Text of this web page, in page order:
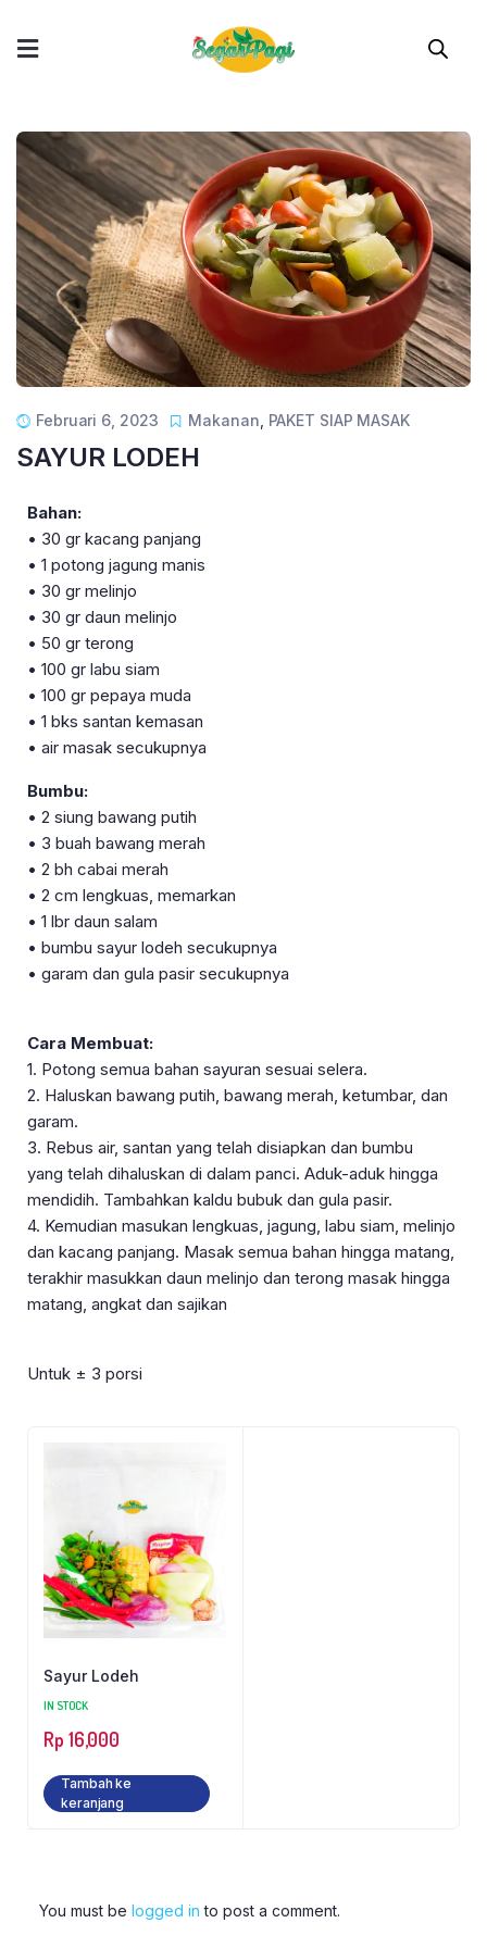
Februari 6, 2023 Makanan PAKET SIAP MASAK
SAYUR LODEH
Bahan:
• 30 gr kacang panjang
• 1 potong jagung manis
• 30 gr melinjo
• 30 gr daun melinjo
• 50 gr terong
• 100 gr labu siam
• 100 gr pepaya muda
• 1 bks santan kemasan
• air masak secukupnya
Bumbu:
• 2 siung bawang putih
• 3 buah bawang merah
• 2 bh cabai merah
• 2 cm lengkuas, memarkan
• 1 lbr daun salam
• bumbu sayur lodeh secukupnya
• garam dan gula pasir secukupnya
Cara Membuat:
1. Potong semua bahan sayuran sesuai selera.
2. Haluskan bawang putih, bawang merah, ketumbar, dan
garam.
3. Rebus air, santan yang telah disiapkan dan bumbu
yang telah dihaluskan di dalam panci. Aduk-aduk hingga
mendidih. Tambahkan kaldu bubuk dan gula pasir.
4. Kemudian masukan lengkuas, jagung, labu siam, melinjo
dan kacang panjang. Masak semua bahan hingga matang,
terakhir masukkan daun melinjo dan terong masak hingga
matang, angkat dan sajikan
Untuk ± 3 porsi
Sayur Lodeh
IN STOCK
Rp 16,000
Tambah ke
keranjang
You must be logged in to post a comment.